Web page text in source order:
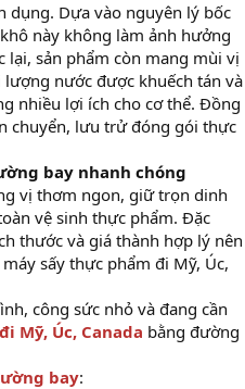
dụng. Dựa vào nguyên lý bốc
này không làm ảnh hưởng
lại, sản phẩm còn mang mùi vị
lượng nước được khuếch tán và
nhiều lợi ích cho cơ thể. Đồng
chuyển, lưu trử đóng gói thực
bay nhanh chóng
vị thơm ngon, giữ trọn dinh
vệ sinh thực phẩm. Đặc
thước và giá thành hợp lý nên
sấy thực phẩm đi Mỹ, Úc,
công sức nhỏ và đang cần
Mỹ, Úc, Canada bằng đường
bay: